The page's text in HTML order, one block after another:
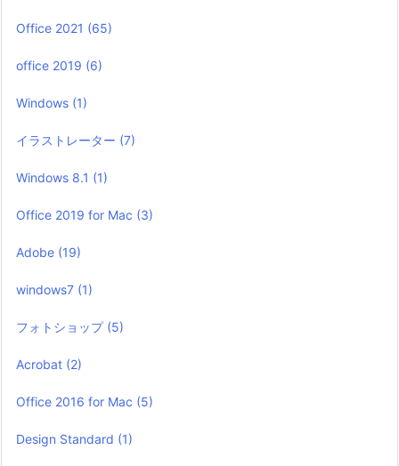
Office 2021 (65)
office 2019 (6)
Windows (1)
イラストレーター (7)
Windows 8.1 (1)
Office 2019 for Mac (3)
Adobe (19)
windows7 (1)
フォトショップ (5)
Acrobat (2)
Office 2016 for Mac (5)
Design Standard (1)